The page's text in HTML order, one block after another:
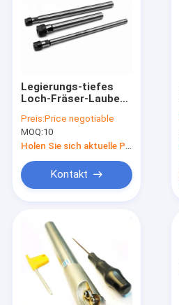
Legierungs-tiefes
Loch-Fräser-Lauben-
ER-Klemme
Preis:Price negotiable
MOQ:10
Kontakt